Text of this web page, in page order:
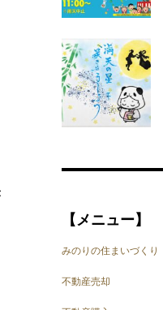
【メニュー】
みのりの住まいづくり
不動産売却